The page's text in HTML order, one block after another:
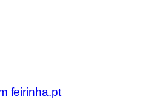
feirinha.pt